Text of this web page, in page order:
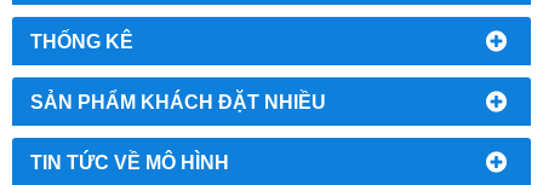
THỐNG KÊ
SẢN PHẨM KHÁCH ĐẶT NHIỀU
TIN TỨC VỀ MÔ HÌNH